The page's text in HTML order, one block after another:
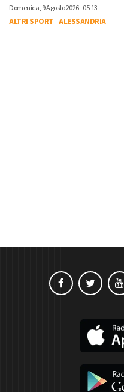
Domenica, 9 Agosto 2026 - 05:13
ALTRI SPORT-ALESSANDRIA